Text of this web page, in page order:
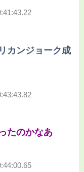
カンジョーク成
たのかなあ